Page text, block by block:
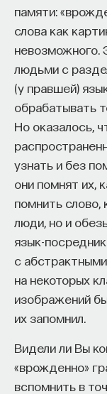
памяти:
слова как
невозможного.
людьми с
(у правшей)
обрабатывать
Но оказалось,
узнать и без
они помнят их,
помнить слово,
люди, но и
язык-
с
на некоторых
изображений
их запомнил.
Видели ли Вы
«врожденно»
вспомнить в
—
мозга
—
—
и эмоций с
мозга
Автор курса:
физиологии
факультета
НАД